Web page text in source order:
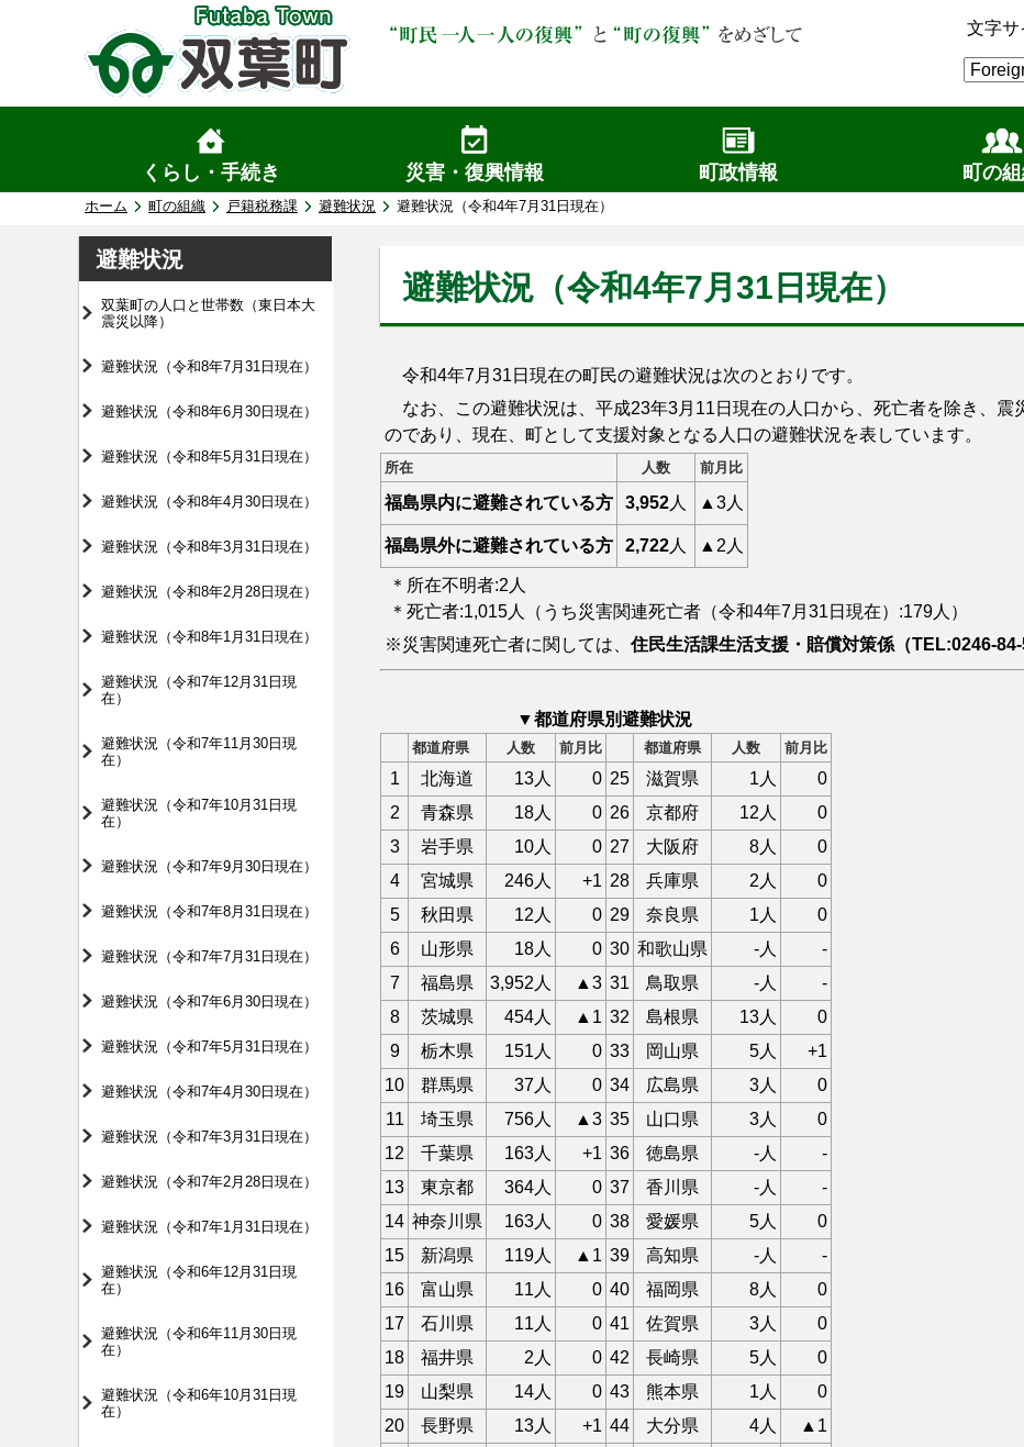
文字サ
くらし・手続き 災害・復興情報 町政情報 町の
ホーム 町の組織 戸籍税務課 避難状況 避難状況（令和4年7月31日現在）
避難状況
双葉町の人口と世帯数（東日本大
震災以降）
避難状況（令和8年7月31日現在）
避難状況（令和8年6月30日現在）
避難状況（令和8年5月31日現在）
避難状況（令和8年4月30日現在）
避難状況（令和8年3月31日現在）
避難状況（令和8年2月28日現在）
避難状況（令和8年1月31日現在）
避難状況（令和7年12月31日現
在）
避難状況（令和7年11月30日現
在）
避難状況（令和7年10月31日現
在）
避難状況（令和7年9月30日現在）
避難状況（令和7年8月31日現在）
避難状況（令和7年7月31日現在）
避難状況（令和7年6月30日現在）
避難状況（令和7年5月31日現在）
避難状況（令和7年4月30日現在）
避難状況（令和7年3月31日現在）
避難状況（令和7年2月28日現在）
避難状況（令和7年1月31日現在）
避難状況（令和6年12月31日現
在）
避難状況（令和6年11月30日現
在）
避難状況（令和6年10月31日現
在）
避難状況（令和4年7月31日現在）
令和4年7月31日現在の町民の避難状況は次のとおりです。
なお、この避難状況は、平成23年3月11日現在の人口から、死亡者を除き、震
のであり、現在、町として支援対象となる人口の避難状況を表しています。
所在 人数 前月比
福島県内に避難されている方 3,952人 ▲3人
福島県外に避難されている方 2,722人 ▲2人
＊所在不明者:2人
＊死亡者:1,015人（うち災害関連死亡者（令和4年7月31日現在）:179人）
※災害関連死亡者に関しては、 住民生活課生活支援・賠償対策係（TEL:0246-
▼都道府県別避難状況
都道府県 人数 前月比 都道府県 人数 前月比
1 北海道 13人 0 25 滋賀県 1人
0
2
青森県 18人 0 26 京都府 12人
0
3
岩手県 10人 0 27 大阪府 8人
0
4
宮城県 246人 +1 28 兵庫県 2人
0
5
秋田県 12人 0 29 奈良県 1人
0
6
山形県 18人 0 30 和歌山県 -人
-
7
福島県 3,952人 ▲3 31 鳥取県 -人
-
8
茨城県 454人 ▲1 32 島根県 13人
0
9
栃木県 151人 0 33 岡山県 5人
+1
10
群馬県 37人 0 34 広島県 3人
0
11
埼玉県 756人 ▲3 35 山口県 3人
0
12
千葉県 163人 +1 36 徳島県 -人
-
13
東京都 364人 0 37 香川県 -人
-
14 神奈川県 163人 0 38 愛媛県 5人
0
15
新潟県 119人 ▲1 39 高知県 -人
-
16
富山県 11人 0 40 福岡県 8人
0
17
石川県 11人 0 41 佐賀県 3人
0
18
福井県 2人 0 42 長崎県 5人
0
19
山梨県 14人 0 43 熊本県 1人
0
20
長野県 13人 +1 44 大分県 4人
▲1